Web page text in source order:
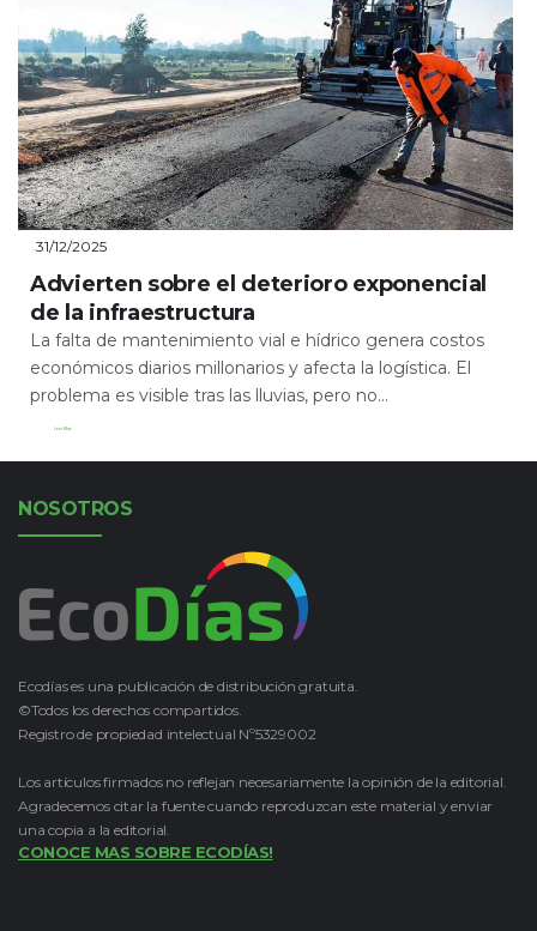
31/12/2025
Advierten sobre el deterioro exponencial
de la infraestructura
La falta de mantenimiento vial e hídrico genera costos
económicos diarios millonarios y afecta la logística. El
problema es visible tras las lluvias, pero no...
Leer Más
NOSOTROS
Ecodías es una publicación de distribución gratuita.
©Todos los derechos compartidos.
Registro de propiedad intelectual Nº5329002
Los artículos firmados no reflejan necesariamente la opinión de la editorial.
Agradecemos citar la fuente cuando reproduzcan este material y enviar
una copia a la editorial.
CONOCE MAS SOBRE ECODÍAS!